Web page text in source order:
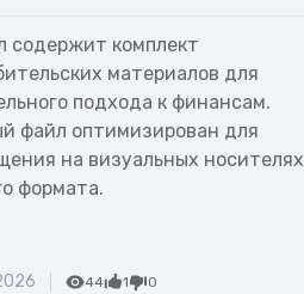
содержит комплект
материалов для
подхода к финансам.
файл оптимизирован для
на визуальных носителях
формата.
44 1 0